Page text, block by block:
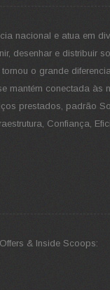
nacional e atua em
desenhar e distribuir
o grande
mantém conectada
prestados, padrão
Confiança,
& Inside Scoops: